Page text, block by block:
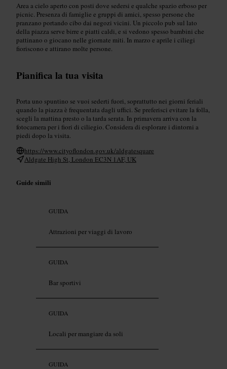
Area a cielo aperto con posti dove sedersi e qualche spazio erboso per
picnic. Presenza di famiglie e gruppi di amici, spesso persone che
pranzano portando cibo dai negozi vicini. Un piccolo pub sul lato
della piazza serve birre e piatti caldi, e si vedono spesso bambini che
pattinano o giocano nelle giornate miti. In marzo e aprile i ciliegi
fioriscono e attirano molte persone.
Pianifica la tua visita
Porta uno spuntino se vuoi sederti fuori, soprattutto nei giorni feriali
quando la piazza è frequentata dagli uffici. Se preferisci evitare la folla,
scegli la mattina presto o la tarda serata. In primavera arriva con la
fotocamera per i fiori di ciliegio. Considera di esplorare i dintorni a
piedi dopo la visita.
https://www.cityoflondon.gov.uk/aldgatesquare
Aldgate High St, London EC3N 1AF, UK
Guide simili
GUIDA
Attrazioni per viaggi di lavoro
GUIDA
Bar sportivi
GUIDA
Locali per mangiare da soli
GUIDA